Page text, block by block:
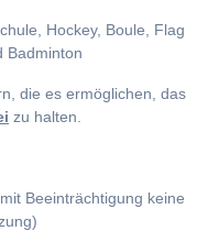
Hockey, Boule, Flag
Badminton
die es ermöglichen, das
zu halten.
Beeinträchtigung keine